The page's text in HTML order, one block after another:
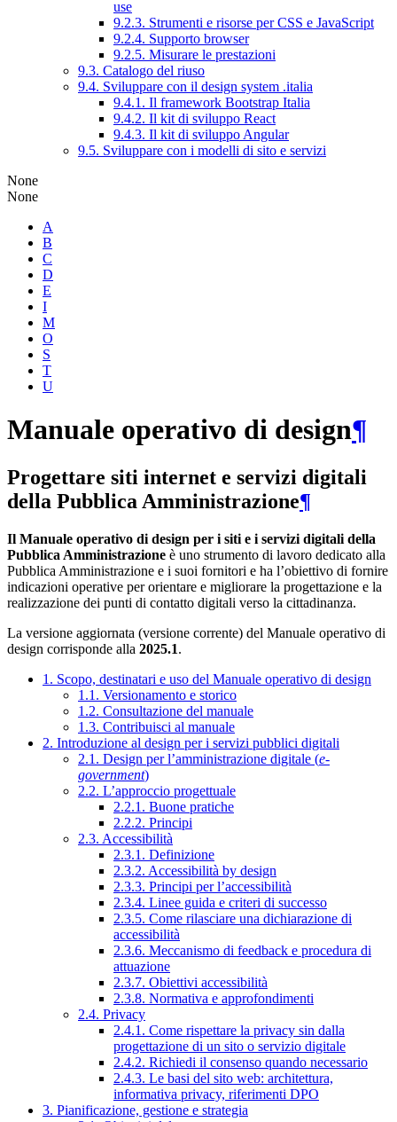
use
9.2.3. Strumenti e risorse per CSS e JavaScript
9.2.4. Supporto browser
9.2.5. Misurare le prestazioni
9.3. Catalogo del riuso
9.4. Sviluppare con il design system .italia
9.4.1. Il framework Bootstrap Italia
9.4.2. Il kit di sviluppo React
9.4.3. Il kit di sviluppo Angular
9.5. Sviluppare con i modelli di sito e servizi
None
None
A
B
C
D
E
I
M
O
S
T
U
Manuale operativo di design¶
Progettare siti internet e servizi digitali
della Pubblica Amministrazione¶
Il Manuale operativo di design per i siti e i servizi digitali della
Pubblica Amministrazione è uno strumento di lavoro dedicato alla
Pubblica Amministrazione e i suoi fornitori e ha l’obiettivo di fornire
indicazioni operative per orientare e migliorare la progettazione e la
realizzazione dei punti di contatto digitali verso la cittadinanza.
La versione aggiornata (versione corrente) del Manuale operativo di
design corrisponde alla 2025.1.
1. Scopo, destinatari e uso del Manuale operativo di design
1.1. Versionamento e storico
1.2. Consultazione del manuale
1.3. Contribuisci al manuale
2. Introduzione al design per i servizi pubblici digitali
2.1. Design per l’amministrazione digitale (e-
government)
2.2. L’approccio progettuale
2.2.1. Buone pratiche
2.2.2. Principi
2.3. Accessibilità
2.3.1. Definizione
2.3.2. Accessibilità by design
2.3.3. Principi per l’accessibilità
2.3.4. Linee guida e criteri di successo
2.3.5. Come rilasciare una dichiarazione di
accessibilità
2.3.6. Meccanismo di feedback e procedura di
attuazione
2.3.7. Obiettivi accessibilità
2.3.8. Normativa e approfondimenti
2.4. Privacy
2.4.1. Come rispettare la privacy sin dalla
progettazione di un sito o servizio digitale
2.4.2. Richiedi il consenso quando necessario
2.4.3. Le basi del sito web: architettura,
informativa privacy, riferimenti DPO
3. Pianificazione, gestione e strategia